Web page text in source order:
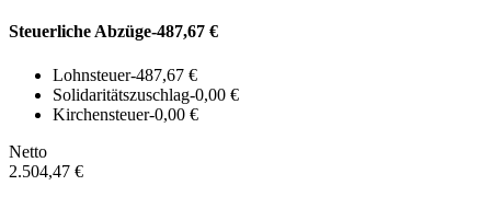
Steuerliche Abzüge-487,67 €
Lohnsteuer-487,67 €
Solidaritätszuschlag-0,00 €
Kirchensteuer-0,00 €
Netto
2.504,47 €